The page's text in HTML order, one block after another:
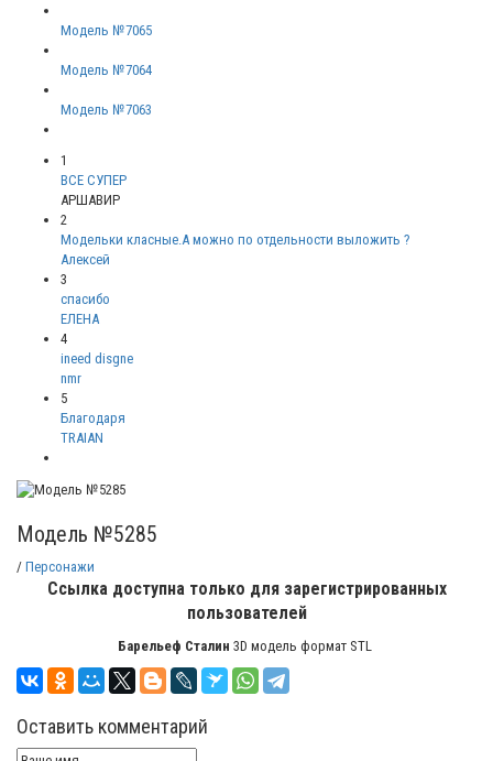
Модель №7065
Модель №7064
Модель №7063
1
ВСЕ СУПЕР
АРШАВИР
2
Модельки класные.А можно по отдельности выложить ?
Алексей
3
спасибо
ЕЛЕНА
4
ineed disgne
nmr
5
Благодаря
TRAIAN
Модель №5285
/ Персонажи
Ссылка доступна только для зарегистрированных
пользователей
Барельеф Сталин 3D модель формат STL
Оставить комментарий